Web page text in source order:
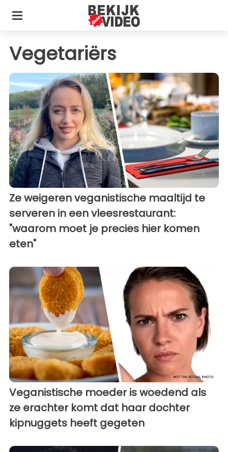
Vegetariërs
Ze weigeren veganistische maaltijd te
serveren in een vleesrestaurant:
"waarom moet je precies hier komen
eten"
Veganistische moeder is woedend als
ze erachter komt dat haar dochter
kipnuggets heeft gegeten